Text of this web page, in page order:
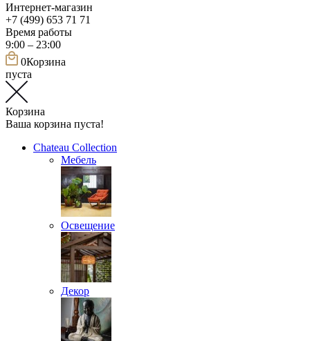
Интернет-магазин
+7 (499) 653 71 71
Время работы
9:00 – 23:00
0Корзина
пуста
Корзина
Ваша корзина пуста!
Chateau Collection
Мебель
Освещение
Декор